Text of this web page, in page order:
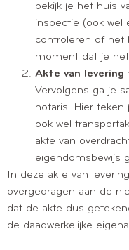
bekijk je het huis
inspectie (ook wel
controleren of het
moment dat je
Akte van
Vervolgens ga je
notaris. Hier teken
ook wel
akte van
eigendomsbewijs
In deze akte van
overgedragen aan de
dat de akte dus
de daadwerkelijke